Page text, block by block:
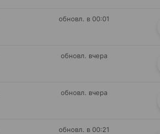
обновл. в 00:01
обновл. вчера
обновл. вчера
обновл. в 00:21